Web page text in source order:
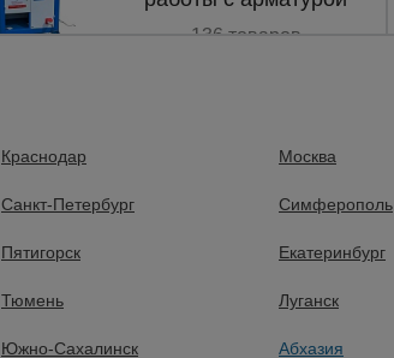
136 товаров
Тачки строительные и
садовые
Краснодар Москва
Санкт-Петербург Симферополь
Пятигорск Екатеринбург
Тюмень Луганск
Южно-Сахалинск Абхазия